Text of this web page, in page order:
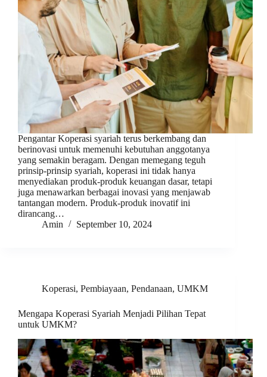
Pengantar Koperasi syariah terus berkembang dan
berinovasi untuk memenuhi kebutuhan anggotanya
yang semakin beragam. Dengan memegang teguh
prinsip-prinsip syariah, koperasi ini tidak hanya
menyediakan produk-produk keuangan dasar, tetapi
juga menawarkan berbagai inovasi yang menjawab
tantangan modern. Produk-produk inovatif ini
dirancang…
Amin
September 10, 2024
Koperasi, Pembiayaan, Pendanaan, UMKM
Mengapa Koperasi Syariah Menjadi Pilihan Tepat
untuk UMKM?